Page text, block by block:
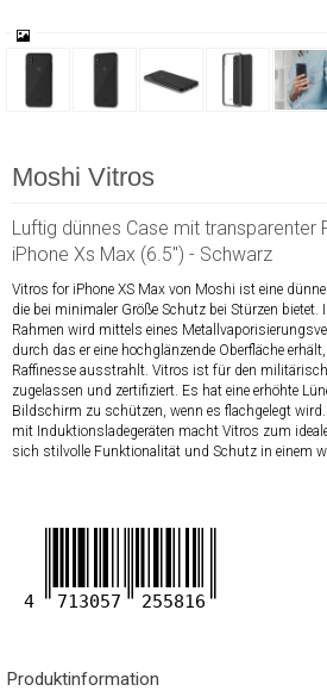
Moshi Vitros
Luftig dünnes Case mit transparenter
iPhone Xs Max (6.5") - Schwarz
Vitros for iPhone XS Max von Moshi ist eine
die bei minimaler Größe Schutz bei Stürzen
Rahmen wird mittels eines
durch das er eine hochglänzende Oberfläche
Raffinesse ausstrahlt. Vitros ist für den
zugelassen und zertifiziert. Es hat eine erhöhte
Bildschirm zu schützen, wenn es flachgelegt
mit Induktionsladegeräten macht Vitros zum
sich stilvolle Funktionalität und Schutz in einem
4 713057 255816
Produktinformation